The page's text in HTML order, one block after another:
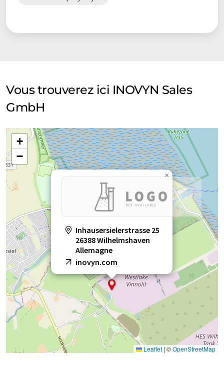
Vous trouverez ici INOVYN Sales
GmbH
Inhausersielerstrasse 25
26388 Wilhelmshaven
Allemagne
inovyn.com
×
+
−
Leaflet | ©OpenStreetMap